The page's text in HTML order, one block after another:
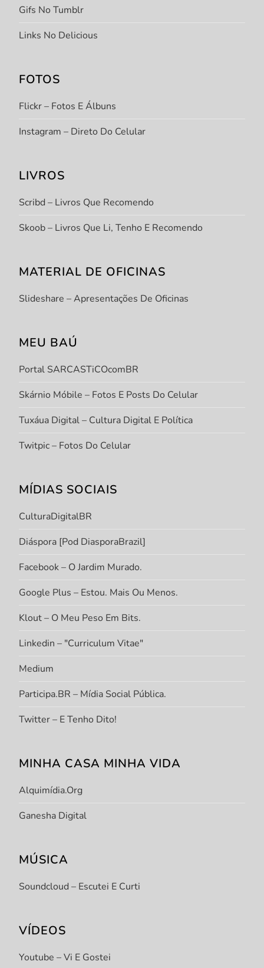
Gifs No Tumblr
Links No Delicious
FOTOS
Flickr – Fotos E Álbuns
Instagram – Direto Do Celular
LIVROS
Scribd – Livros Que Recomendo
Skoob – Livros Que Li, Tenho E Recomendo
MATERIAL DE OFICINAS
Slideshare – Apresentações De Oficinas
MEU BAÚ
Portal SARCASTiCOcomBR
Skárnio Móbile – Fotos E Posts Do Celular
Tuxáua Digital – Cultura Digital E Política
Twitpic – Fotos Do Celular
MÍDIAS SOCIAIS
CulturaDigitalBR
Diáspora [Pod DiasporaBrazil]
Facebook – O Jardim Murado.
Google Plus – Estou. Mais Ou Menos.
Klout – O Meu Peso Em Bits.
Linkedin – "Curriculum Vitae"
Medium
Participa.BR – Mídia Social Pública.
Twitter – E Tenho Dito!
MINHA CASA MINHA VIDA
Alquimídia.org
Ganesha Digital
MÚSICA
Soundcloud – Escutei E Curti
VÍDEOS
Youtube – Vi E Gostei